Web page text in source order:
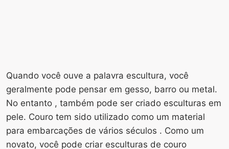
Quando você ouve a palavra escultura, você
geralmente pode pensar em gesso, barro ou metal.
No entanto , também pode ser criado esculturas em
pele. Couro tem sido utilizado como um material
para embarcações de vários séculos . Como um
novato, você pode criar esculturas de couro